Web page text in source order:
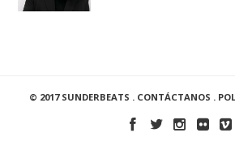
© 2017 SUNDERBEATS . CONTÁCTANOS .